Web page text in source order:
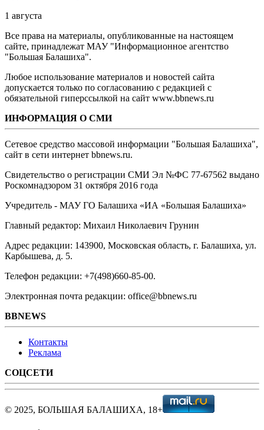
1 августа
Все права на материалы, опубликованные на настоящем
сайте, принадлежат МАУ "Информационное агентство
"Большая Балашиха".
Любое использование материалов и новостей сайта
допускается только по согласованию с редакцией с
обязательной гиперссылкой на сайт www.bbnews.ru
ИНФОРМАЦИЯ О СМИ
Сетевое средство массовой информации "Большая Балашиха",
сайт в сети интернет bbnews.ru.
Свидетельство о регистрации СМИ Эл №ФС ‎77-67562 выдано
Роскомнадзором 31 октября 2016 года
Учредитель - МАУ ГО Балашиха «ИА «Большая Балашиха»
Главный редактор: Михаил Николаевич Грунин
Адрес редакции: 143900, Московская область, г. Балашиха, ул.
Карбышева, д. 5.
Телефон редакции: +7(498)660-85-00.
Электронная почта редакции: office@bbnews.ru
BBNEWS
Контакты
Реклама
СОЦСЕТИ
© 2025, БОЛЬШАЯ БАЛАШИХА, 18+